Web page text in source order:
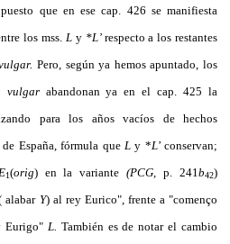
puesto que en ese cap. 426 se ma­nifiesta
los mss. L y *L’ respecto a los restantes
Pero, según ya hemos apuntado, los
vulgar abandonan ya en el cap. 425 la
para los años vacíos de hechos
España, fór­mula que Ly *L’ conservan;
E1(orig) en la variante(PCG,p. 241b42)
alabar Y) al rey Eurico", frente a "començo
Eurigo" L. Tam­bién es de notar el cambio